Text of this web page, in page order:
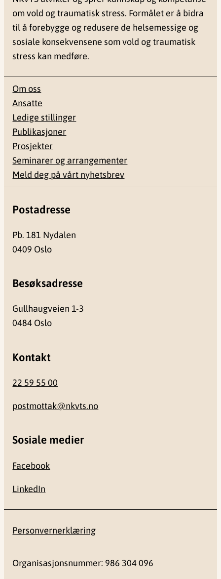
om vold og traumatisk stress. Formålet er å bidra
til å forebygge og redusere de helsemessige og
sosiale konsekvensene som vold og traumatisk
stress kan medføre.
Om oss
Ansatte
Ledige stillinger
Publikasjoner
Prosjekter
Seminarer og arrangementer
Meld deg på vårt nyhetsbrev
Postadresse
Pb. 181 Nydalen
0409 Oslo
Besøksadresse
Gullhaugveien 1-3
0484 Oslo
Kontakt
22 59 55 00
postmottak@nkvts.no
Sosiale medier
Facebook
LinkedIn
Personvernerklæring
Organisasjonsnummer: 986 304 096